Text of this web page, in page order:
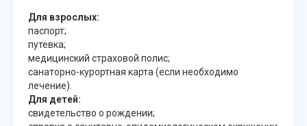
Для взрослых:
паспорт;
путевка;
медицинский страховой полис;
санаторно-курортная карта (если необходимо
лечение).
Для детей:
свидетельство о рождении;